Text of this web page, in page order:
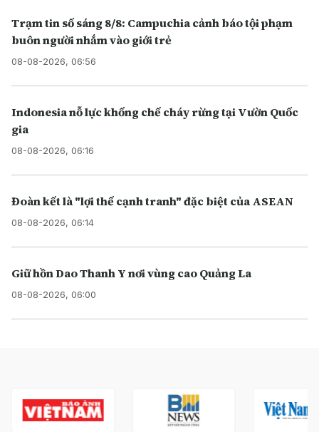
Trạm tin số sáng 8/8: Campuchia cảnh báo tội phạm
buôn người nhắm vào giới trẻ
08-08-2026, 06:56
Indonesia nỗ lực khống chế cháy rừng tại Vườn Quốc
gia
08-08-2026, 06:16
Đoàn kết là "lợi thế cạnh tranh" đặc biệt của ASEAN
08-08-2026, 06:14
Giữ hồn Dao Thanh Y nơi vùng cao Quảng La
08-08-2026, 06:00